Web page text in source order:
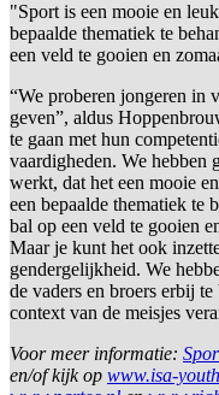
"Sport is een mooie en
bepaalde thematiek te
een veld te gooien en
“We proberen jongeren in
geven”, aldus
te gaan met hun
vaardigheden. We hebben
werkt, dat het een mooie
een bepaalde thematiek te
bal op een veld te gooien
Maar je kunt het ook
gendergelijkheid. We
de vaders en broers erbij
context van de meisjes
Voor meer informatie:
en/of kijk op www.isa-